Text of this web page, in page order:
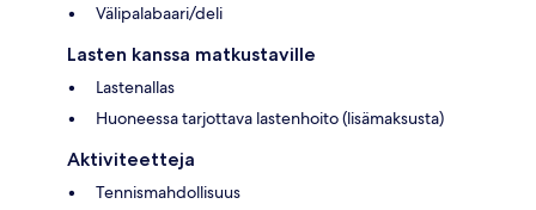
Välipalabaari/deli
Lasten kanssa matkustaville
Lastenallas
Huoneessa tarjottava lastenhoito (lisämaksusta)
Aktiviteetteja
Tennismahdollisuus